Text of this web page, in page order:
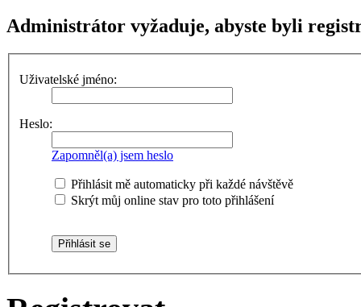
Administrátor vyžaduje, abyste byli
Uživatelské jméno:
Heslo:
Zapomněl(a) jsem heslo
Přihlásit mě automaticky při každé návštěvě
Skrýt můj online stav pro toto přihlášení